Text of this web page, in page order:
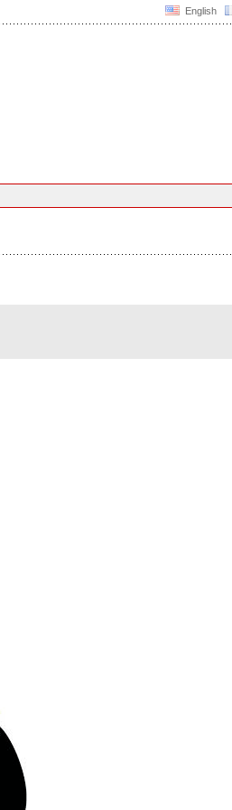
English